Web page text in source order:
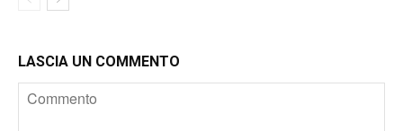
LASCIA UN COMMENTO